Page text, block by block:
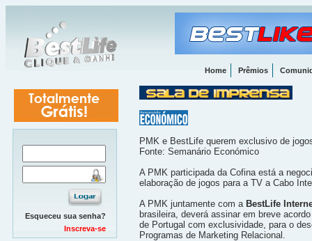
Home Prêmios
Esqueceu sua senha?
Inscreva-se
PMK e BestLife querem exclusivo de
Fonte: Semanário Económico
A PMK participada da Cofina está a
elaboração de jogos para a TV a Cabo
A PMK juntamente com a BestLife
brasileira, deverá assinar em breve
de Portugal com exclusividade, para o
Programas de Marketing Relacional.